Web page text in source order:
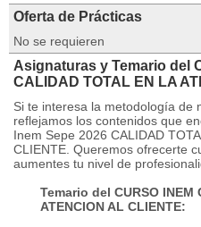
Oferta de Prácticas
No se requieren
Asignaturas y Temario del
CALIDAD TOTAL EN LA
Si te interesa la metodología de
reflejamos los contenidos que
Inem Sepe 2026 CALIDAD
CLIENTE. Queremos ofrecerte
aumentes tu nivel de
Temario del CURSO INEM
ATENCION AL CLIENTE: